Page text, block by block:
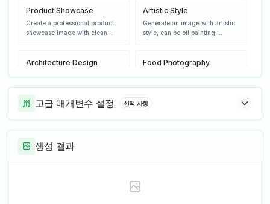
Product Showcase
Create a professional product
showcase image with clean
photography style
Artistic Style
Generate an image with artistic
style, can be oil painting,
Architecture Design
appearance
Food Photography
professional presentation
고급 매개변수 설정 선택 사항
생성 결과